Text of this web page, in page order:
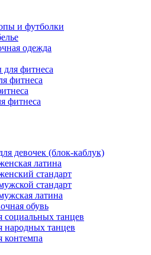
и футболки
одежда
фитнеса
фитнеса
фитнеса
девочек (блок-каблук)
латина
стандарт
стандарт
латина
обувь
социальных танцев
народных танцев
контемпа